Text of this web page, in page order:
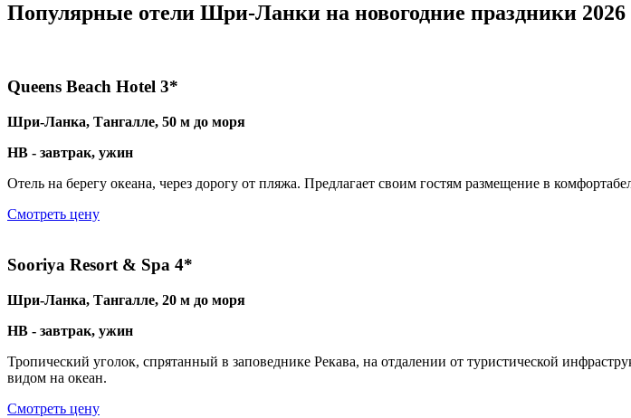
Популярные отели Шри-Ланки на новогодние праздники 2026
Queens Beach Hotel 3*
Шри-Ланка, Тангалле, 50 м до моря
HB - завтрак, ужин
Отель на берегу океана, через дорогу от пляжа. Предлагает своим гостям размещение в
Смотреть цену
Sooriya Resort & Spa 4*
Шри-Ланка, Тангалле, 20 м до моря
HB - завтрак, ужин
Тропический уголок, спрятанный в заповеднике Рекава, на отдалении от туристической
видом на океан.
Смотреть цену